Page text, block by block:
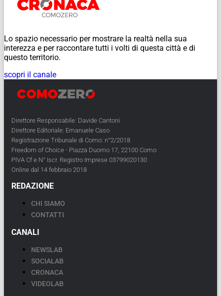
Lo spazio necessario per mostrare la realtà nella sua
interezza e per raccontare tutti i volti di questa città e di
questo territorio.
scopri il canale
Direttore Responsabile: Davide Cantoni
Direttore Editoriale: Emanuele Caso
Registrazione Tribunale di Como: n°2/2018
Freedom of Choice - Piazza Duomo 17, 22100 Como
PIVA Cf e N° Iscr. Registro Imprese 03799020130
Online dal 14 febbraio 2018
REDAZIONE
CHI SIAMO
CONTATTI
CANALI
NEWSLAB
SOCIALAB
CRONACA
VIDEOLAB